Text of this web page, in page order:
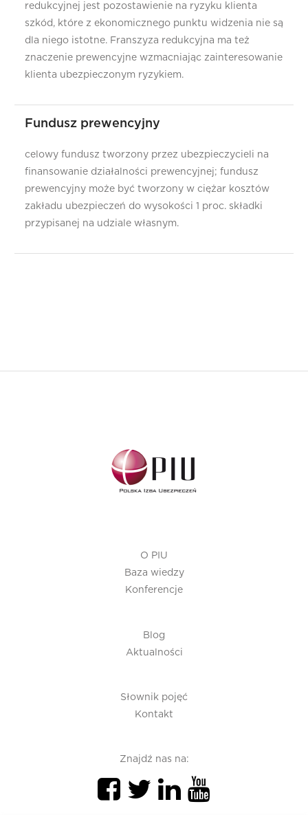
redukcyjnej jest pozostawienie na ryzyku klienta
szkód, które z ekonomicznego punktu widzenia nie są
dla niego istotne. Franszyza redukcyjna ma też
znaczenie prewencyjne wzmacniając zainteresowanie
klienta ubezpieczonym ryzykiem.
Fundusz prewencyjny
celowy fundusz tworzony przez ubezpieczycieli na
finansowanie działalności prewencyjnej; fundusz
prewencyjny może być tworzony w ciężar kosztów
zakładu ubezpieczeń do wysokości 1 proc. składki
przypisanej na udziale własnym.
O PIU
Baza wiedzy
Konferencje
Blog
Aktualności
Słownik pojęć
Kontakt
Znajdź nas na: